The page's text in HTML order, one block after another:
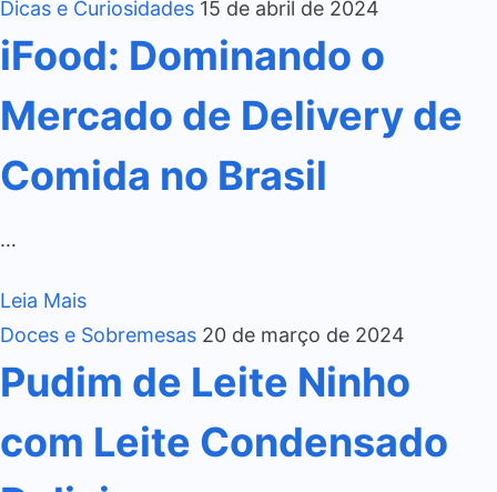
Dicas e Curiosidades 15 de abril de 2024
iFood: Dominando o
Mercado de Delivery de
Comida no Brasil
…
Leia Mais
Doces e Sobremesas 20 de março de 2024
Pudim de Leite Ninho
com Leite Condensado